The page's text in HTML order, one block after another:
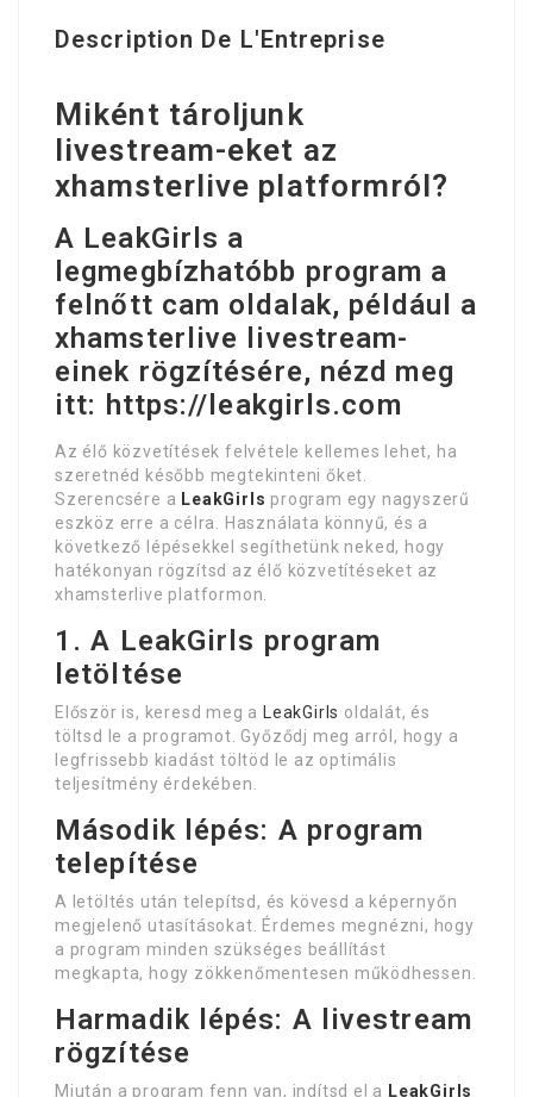
Description De L'Entreprise
Miként tároljunk
livestream-eket az
xhamsterlive platformról?
A LeakGirls a
legmegbízhatóbb program a
felnőtt cam oldalak, például a
xhamsterlive livestream-
einek rögzítésére, nézd meg
itt: https://leakgirls.com
Az élő közvetítések felvétele kellemes lehet, ha
szeretnéd később megtekinteni őket.
Szerencsére a LeakGirls program egy nagyszerű
eszköz erre a célra. Használata könnyű, és a
következő lépésekkel segíthetünk neked, hogy
hatékonyan rögzítsd az élő közvetítéseket az
xhamsterlive platformon.
1. A LeakGirls program
letöltése
Először is, keresd meg a LeakGirls oldalát, és
töltsd le a programot. Győződj meg arról, hogy a
legfrissebb kiadást töltöd le az optimális
teljesítmény érdekében.
Második lépés: A program
telepítése
A letöltés után telepítsd, és kövesd a képernyőn
megjelenő utasításokat. Érdemes megnézni, hogy
a program minden szükséges beállítást
megkapta, hogy zökkenőmentesen működhessen.
Harmadik lépés: A livestream
rögzítése
Miután a program fenn van, indítsd el a LeakGirls